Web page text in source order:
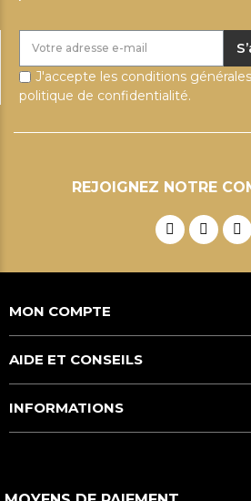
J'accepte les conditions
politique de confidentialité.
REJOIGNEZ NOTRE
MON COMPTE
AIDE ET CONSEILS
INFORMATIONS